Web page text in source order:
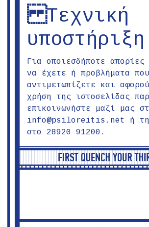
Τεχνική
υποστήριξη
Για οποιεσδήποτε απορίες
να έχετε ή προβλήματα που
αντιμετωπίζετε και
χρήση της ιστοσελίδας
επικοινωνήστε μαζί μας
info@psiloreitis.net
ή
στο 28920 91200.